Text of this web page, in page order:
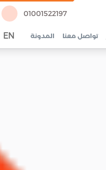
01001522197
تواصل معنا المدونة EN